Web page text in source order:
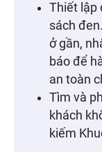
Thiết lập
sách
ở gần,
báo để
an toàn
Tìm và
khách
kiếm